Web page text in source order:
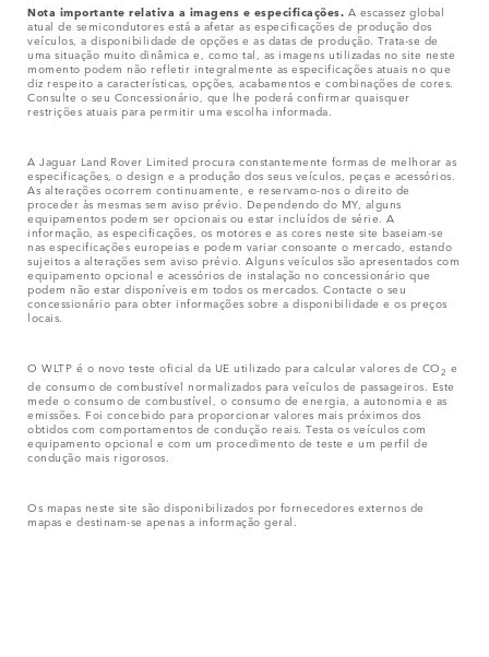
Nota importante relativa a imagens e especificações. A escassez global
atual de semicondutores está a afetar as especificações de produção dos
veículos, a disponibilidade de opções e as datas de produção. Trata-se de
uma situação muito dinâmica e, como tal, as imagens utilizadas no site neste
momento podem não refletir integralmente as especificações atuais no que
diz respeito a características, opções, acabamentos e combinações de cores.
Consulte o seu Concessionário, que lhe poderá confirmar quaisquer
restrições atuais para permitir uma escolha informada.
A Jaguar Land Rover Limited procura constantemente formas de melhorar as
especificações, o design e a produção dos seus veículos, peças e acessórios.
As alterações ocorrem continuamente, e reservamo-nos o direito de
proceder às mesmas sem aviso prévio. Dependendo do MY, alguns
equipamentos podem ser opcionais ou estar incluídos de série. A
informação, as especificações, os motores e as cores neste site baseiam-se
nas especificações europeias e podem variar consoante o mercado, estando
sujeitos a alterações sem aviso prévio. Alguns veículos são apresentados com
equipamento opcional e acessórios de instalação no concessionário que
podem não estar disponíveis em todos os mercados. Contacte o seu
concessionário para obter informações sobre a disponibilidade e os preços
locais.
O WLTP é o novo teste oficial da UE utilizado para calcular valores de CO2 e
de consumo de combustível normalizados para veículos de passageiros. Este
mede o consumo de combustível, o consumo de energia, a autonomia e as
emissões. Foi concebido para proporcionar valores mais próximos dos
obtidos com comportamentos de condução reais. Testa os veículos com
equipamento opcional e com um procedimento de teste e um perfil de
condução mais rigorosos.
Os mapas neste site são disponibilizados por fornecedores externos de
mapas e destinam-se apenas a informação geral.